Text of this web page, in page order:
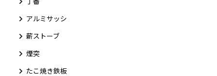
アルミサッシ
薪ストーブ
煙突
たこ焼き鉄板